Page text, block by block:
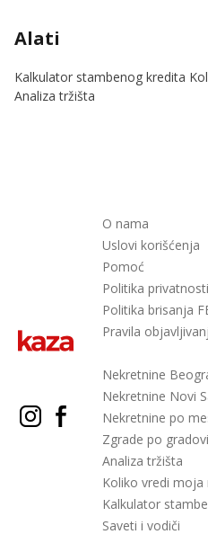
Alati
Kalkulator stambenog kredita
Analiza tržišta
O nama
Uslovi korišćenja
Pomoć
Politika privatnosti
Politika brisanja
Pravila
Nekretnine
Nekretnine Novi
Nekretnine po
Zgrade po
Analiza tržišta
Koliko vredi moja
Kalkulator
Saveti i vodiči